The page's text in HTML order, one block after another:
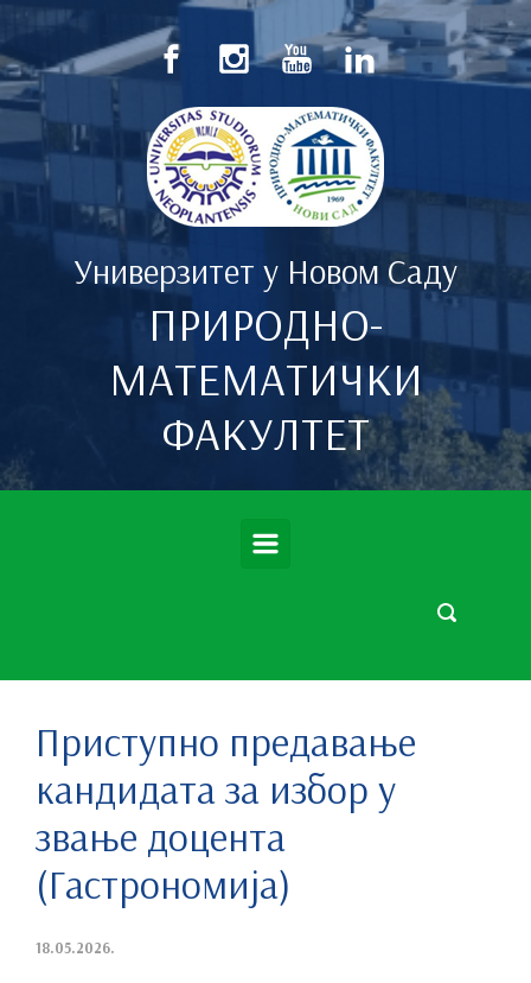
Скип то маин цонтент
Универзитет у Новом Саду
ПРИРОДНО-
МАТЕМАТИЧКИ
ФАКУЛТЕТ
Приступно предавање
кандидата за избор у
звање доцента
(Гастрономија)
18.05.2026.